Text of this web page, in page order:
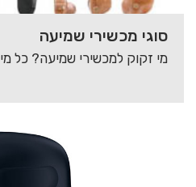
סוגי מכשירי שמיעה